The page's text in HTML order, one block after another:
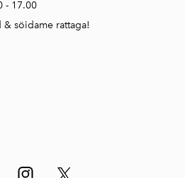
- 17.00
& söidame rattaga!